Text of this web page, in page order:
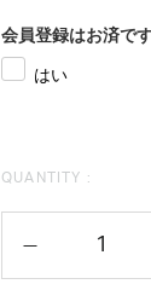
会員登録はお済で
はい
QUANTITY :